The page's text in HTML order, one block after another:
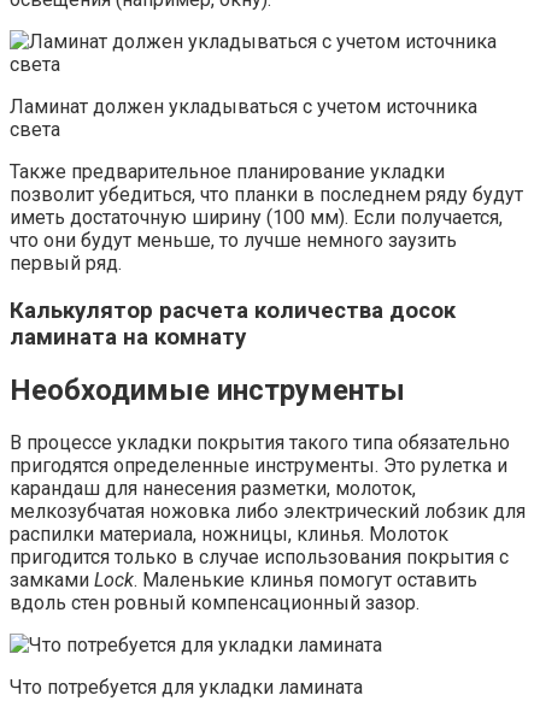
Ламинат должен укладываться с учетом источника
света
Также предварительное планирование укладки
позволит убедиться, что планки в последнем ряду будут
иметь достаточную ширину (100 мм). Если получается,
что они будут меньше, то лучше немного заузить
первый ряд.
Калькулятор расчета количества досок
ламината на комнату
Необходимые инструменты
В процессе укладки покрытия такого типа обязательно
пригодятся определенные инструменты. Это рулетка и
карандаш для нанесения разметки, молоток,
мелкозубчатая ножовка либо электрический лобзик для
распилки материала, ножницы, клинья. Молоток
пригодится только в случае использования покрытия с
замками Lock. Маленькие клинья помогут оставить
вдоль стен ровный компенсационный зазор.
Что потребуется для укладки ламината